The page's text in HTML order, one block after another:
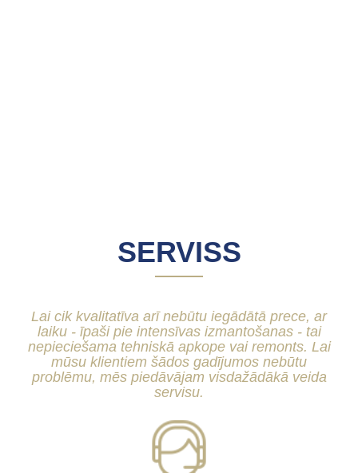
SERVISS
Lai cik kvalitatīva arī nebūtu iegādātā prece, ar
laiku - īpaši pie intensīvas izmantošanas - tai
nepieciešama tehniskā apkope vai remonts. Lai
mūsu klientiem šādos gadījumos nebūtu
problēmu, mēs piedāvājam visdažādākā veida
servisu.